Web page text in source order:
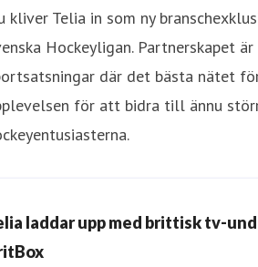
kliver Telia in som ny
Hockeyligan. Partnerskapet
där det bästa nätet
för att bidra till ännu
laddar upp med brittisk tv-